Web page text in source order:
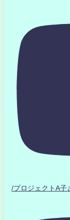
/プロジェクトA